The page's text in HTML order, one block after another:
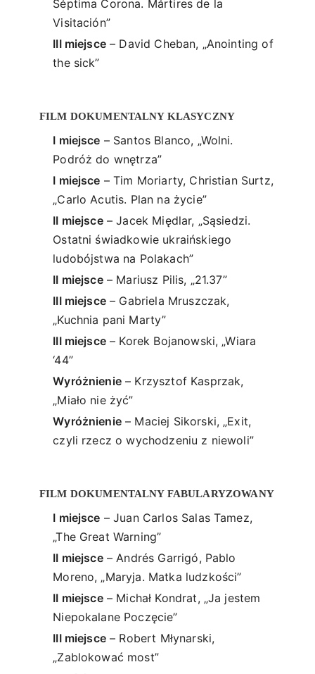
Séptima Corona. Mártires de la
Visitación”
III miejsce– David Cheban, „Anointing of
the sick”
FILM DOKUMENTALNY KLASYCZNY
I miejsce – Santos Blanco, „Wolni.
Podróż do wnętrza”
I miejsce – Tim Moriarty, Christian Surtz,
„Carlo Acutis. Plan na życie”
II miejsce– Jacek Międlar, „Sąsiedzi.
Ostatni świadkowie ukraińskiego
ludobójstwa na Polakach”
II miejsce– Mariusz Pilis, „21.37”
III miejsce– Gabriela Mruszczak,
„Kuchnia pani Marty”
III miejsce– Korek Bojanowski, „Wiara
‘44”
Wyróżnienie– Krzysztof Kasprzak,
„Miało nie żyć”
Wyróżnienie– Maciej Sikorski, „Exit,
czyli rzecz o wychodzeniu z niewoli”
FILM DOKUMENTALNY FABULARYZOWANY
I miejsce – Juan Carlos Salas Tamez,
„The Great Warning”
II miejsce– Andrés Garrigó, Pablo
Moreno, „Maryja. Matka ludzkości”
II miejsce– Michał Kondrat, „Ja jestem
Niepokalane Poczęcie”
III miejsce– Robert Młynarski,
„Zablokować most”